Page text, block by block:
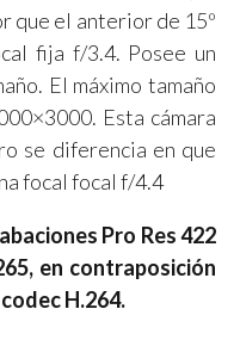
que el anterior de 15º
fija f/3.4. Posee un
El máximo tamaño
Esta cámara
se diferencia en que
focal focal f/4.4
Pro Res 422
en contraposición
H.264.